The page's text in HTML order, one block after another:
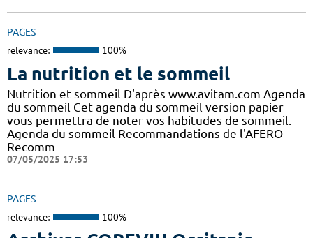
PAGES
relevance: 100%
La nutrition et le sommeil
Nutrition et sommeil D'après www.avitam.com Agenda
du sommeil Cet agenda du sommeil version papier
vous permettra de noter vos habitudes de sommeil.
Agenda du sommeil Recommandations de l'AFERO
Recomm
07/05/2025 17:53
PAGES
relevance: 100%